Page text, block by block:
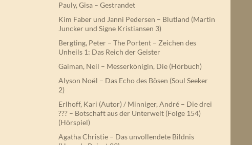
Pauly, Gisa – Gestrandet
Kim Faber und Janni Pedersen – Blutland (Martin
Juncker und Signe Kristiansen 3)
Bergting, Peter – The Portent – Zeichen des
Unheils 1: Das Reich der Geister
Gaiman, Neil – Messerkönigin, Die (Hörbuch)
Alyson Noёl – Das Echo des Bösen (Soul Seeker
2)
Erlhoff, Kari (Autor) / Minniger, André – Die drei
??? – Botschaft aus der Unterwelt (Folge 154)
(Hörspiel)
Agatha Christie – Das unvollendete Bildnis